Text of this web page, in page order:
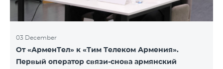
03 December
От «АрменТел» к «Тим Телеком Армения».
Первый оператор связи-снова армянский